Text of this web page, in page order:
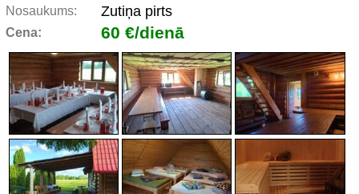
Nosaukums: Zutiņa pirts
Cena: 60 €/dienā